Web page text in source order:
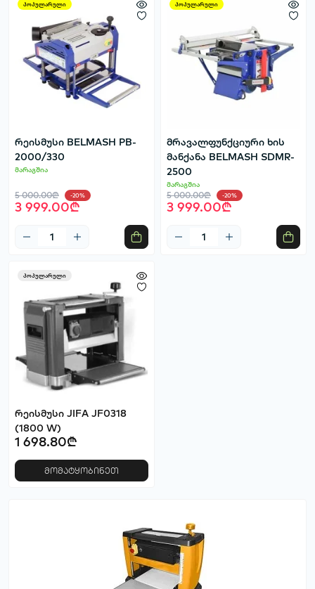
პოპულარული
რეისმუსი BELMASH PB-
2000/330
მარაგშია
5 000.00₾ -20%
3 999.00₾
პოპულარული
მრავალფუნქციური ხის
მანქანა BELMASH SDMR-
2500
მარაგშია
5 000.00₾ -20%
3 999.00₾
პოპულარული
რეისმუსი JIFA JF0318
(1800 W)
1 698.80₾
მომატყობინეთ